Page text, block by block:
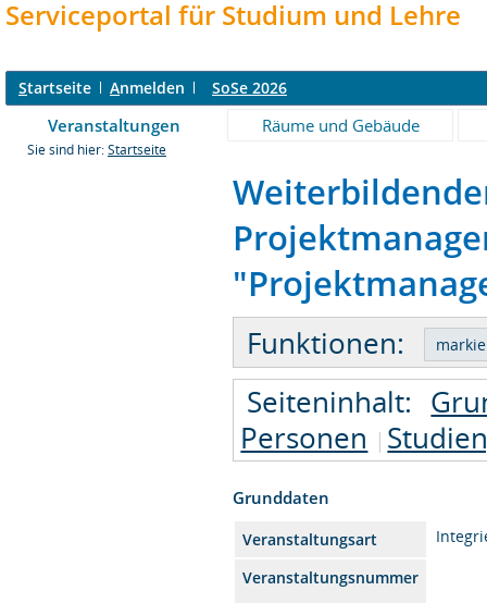
Serviceportal für Studium und Lehre
Startseite Anmelden SoSe 2026
Veranstaltungen Räume und Gebäude
Sie sind hier: Startseite
Funktionen:
Seiteninhalt:
Personen
Grunddaten
Veranstaltungsart
Veranstaltungsnummer